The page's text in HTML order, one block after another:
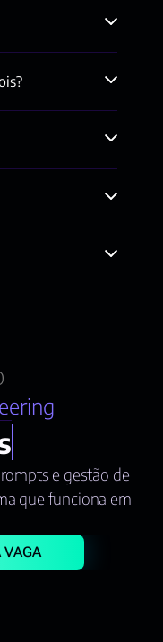
e gestão de
que funciona em
VAGA